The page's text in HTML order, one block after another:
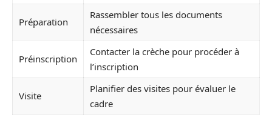
Préparation
Rassembler tous les documents
nécessaires
Préinscription
Contacter la crèche pour procéder à
l’inscription
Visite
Planifier des visites pour évaluer le
cadre